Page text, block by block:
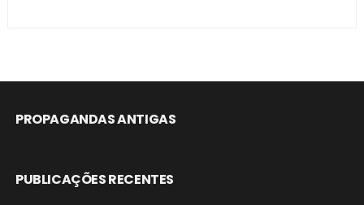
PROPAGANDAS ANTIGAS
PUBLICAÇÕES RECENTES